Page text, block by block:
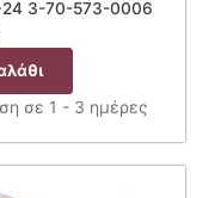
3-70-573-0006
σε 1 - 3 ημέρες